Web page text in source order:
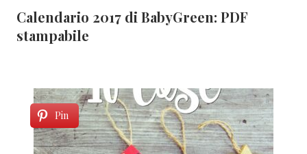
Calendario 2017 di BabyGreen: PDF
stampabile
Pin